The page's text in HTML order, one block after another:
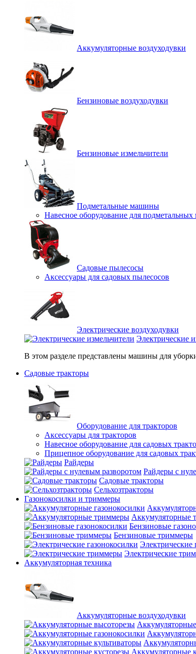
Аккумуляторные воздуходувки
Бензиновые воздуходувки
Бензиновые измельчители
Подметальные машины
Навесное оборудование для
Садовые пылесосы
Аксессуары для садовых пылесосов
Электрические воздуходувки
Электрические
В этом разделе представлены машины для
Садовые тракторы
Оборудование для тракторов
Аксессуары для тракторов
Навесное оборудование для садовых
Прицепное оборудование для садовых
Райдеры
Райдеры с
Садовые тракторы
Сельхозтракторы
Газонокосилки и триммеры
Аккумуляторные
Бензиновые
Бензиновые триммеры
Электрические
Электрические
Аккумуляторная техника
Аккумуляторные воздуходувки
Аккумуляторные